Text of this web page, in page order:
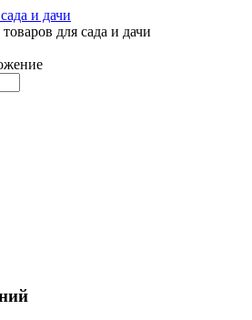
для сада и дачи